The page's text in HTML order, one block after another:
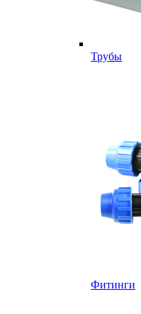
Трубы
Фитинги